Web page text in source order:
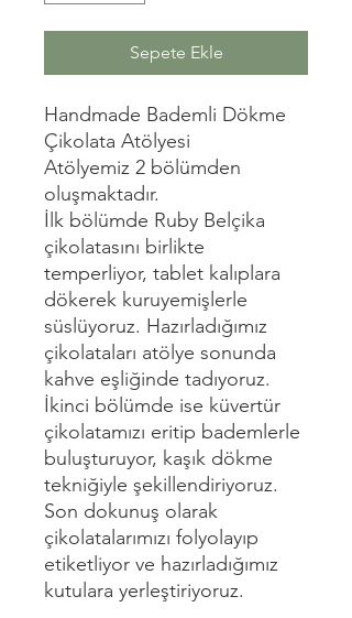
Sepete Ekle
Handmade Bademli Dökme
Çikolata Atölyesi
Atölyemiz 2 bölümden
oluşmaktadır.
İlk bölümde Ruby Belçika
çikolatasını birlikte
temperliyor, tablet kalıplara
dökerek kuruyemişlerle
süslüyoruz. Hazırladığımız
çikolataları atölye sonunda
kahve eşliğinde tadıyoruz.
İkinci bölümde ise küvertür
çikolatamızı eritip bademlerle
buluşturuyor, kaşık dökme
tekniğiyle şekillendiriyoruz.
Son dokunuş olarak
çikolatalarımızı folyolayıp
etiketliyor ve hazırladığımız
kutulara yerleştiriyoruz.